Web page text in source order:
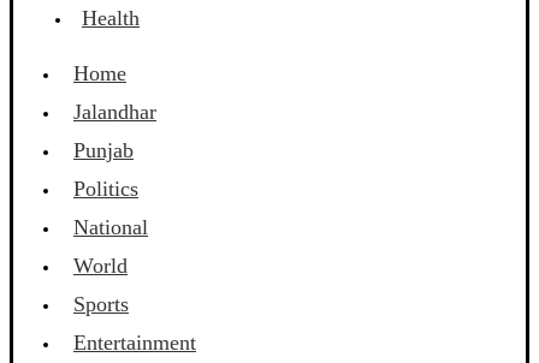
Health
Home
Jalandhar
Punjab
Politics
National
World
Sports
Entertainment